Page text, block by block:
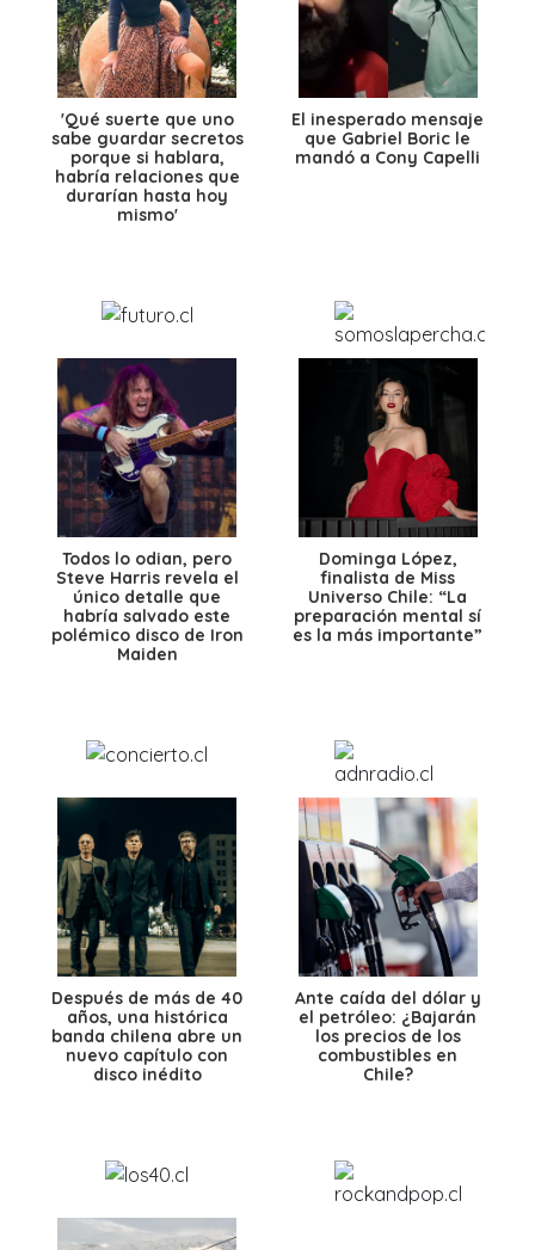
'Qué suerte que uno
sabe guardar secretos
porque si hablara,
habría relaciones que
durarían hasta hoy
mismo'
El inesperado mensaje
que Gabriel Boric le
mandó a Cony Capelli
Todos lo odian, pero
Steve Harris revela el
único detalle que
habría salvado este
polémico disco de Iron
Maiden
Dominga López,
finalista de Miss
Universo Chile: “La
preparación mental sí
es la más importante”
Después de más de 40
años, una histórica
banda chilena abre un
nuevo capítulo con
disco inédito
Ante caída del dólar y
el petróleo: ¿Bajarán
los precios de los
combustibles en
Chile?